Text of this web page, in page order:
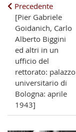
Precedente
[Pier Gabriele
Goidanich, Carlo
Alberto Biggini
ed altri in un
ufficio del
rettorato: palazzo
universitario di
Bologna: aprile
1943]